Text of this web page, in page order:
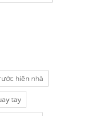
hiên nhà
tay